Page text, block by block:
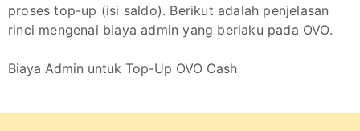
proses top-up (isi saldo). Berikut adalah penjelasan
rinci mengenai biaya admin yang berlaku pada OVO.
Biaya Admin untuk Top-Up OVO Cash